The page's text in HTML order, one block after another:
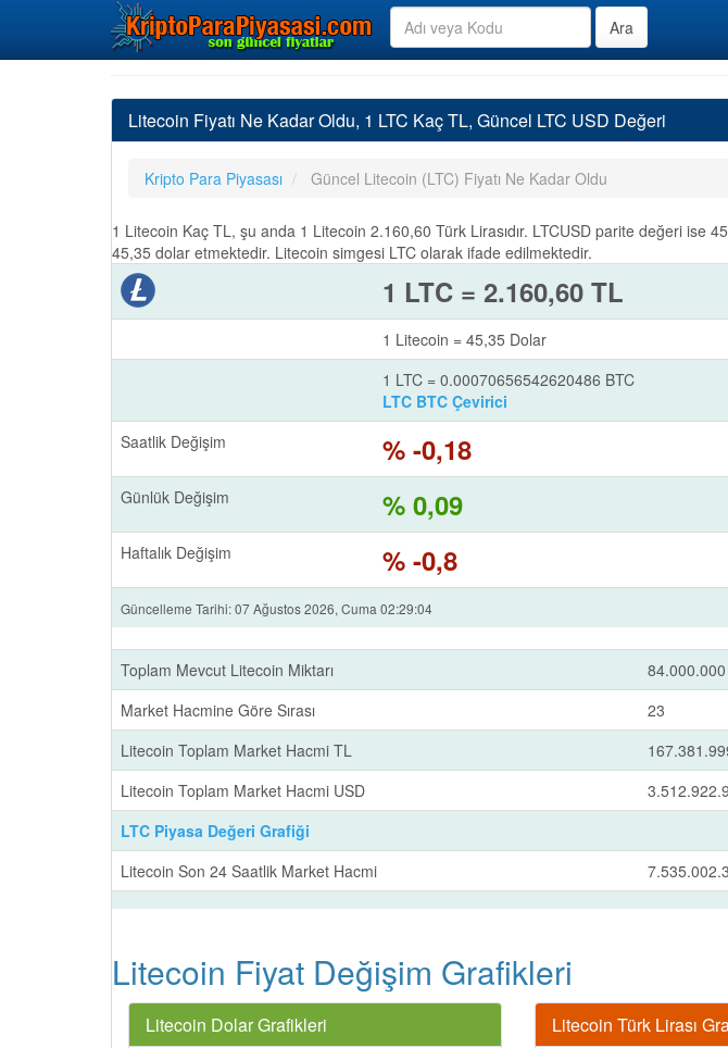
Litecoin Fiyatı Ne Kadar Oldu, 1 LTC Kaç TL, Güncel LTC USD Değeri
Kripto Para Piyasası Güncel Litecoin (LTC) Fiyatı Ne Kadar Oldu
1 Litecoin Kaç TL, şu anda 1 Litecoin 2.160,60 Türk Lirasıdır. LTCUSD parite değeri ise
45,35 dolar etmektedir. Litecoin simgesi LTC olarak ifade edilmektedir.
1 LTC = 2.160,60 TL
1 Litecoin = 45,35 Dolar
1 LTC = 0.00070656542620486 BTC
LTC BTC Çevirici
Saatlik Değişim
% -0,18
Günlük Değişim % 0,09
Haftalık Değişim % -0,8
Güncelleme Tarihi: 07 Ağustos 2026, Cuma 02:29:04
Toplam Mevcut Litecoin Miktarı
84.000.000
Market Hacmine Göre Sırası
23
Litecoin Toplam Market Hacmi TL
Litecoin Toplam Market Hacmi USD
LTC Piyasa Değeri Grafiği
Litecoin Son 24 Saatlik Market Hacmi
Litecoin Fiyat Değişim Grafikleri
Litecoin Dolar Grafikleri Litecoin Türk Lirası